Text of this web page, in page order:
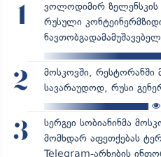
1
ვოლოდიმირ ზელენსკის
რუსული
2
მოსკოვში, რესტორანში
სავარაუდოდ, რუსი
3
სერგეი სობიანინმა
მომხდარ აფეთქებას
Telegram-არხების